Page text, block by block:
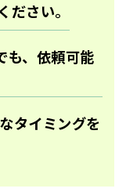
ださい。
も、依頼可能
タイミングを